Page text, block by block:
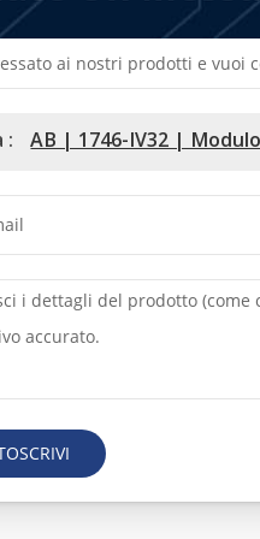
ai nostri prodotti e vuoi
: AB | 1746-IV32 |